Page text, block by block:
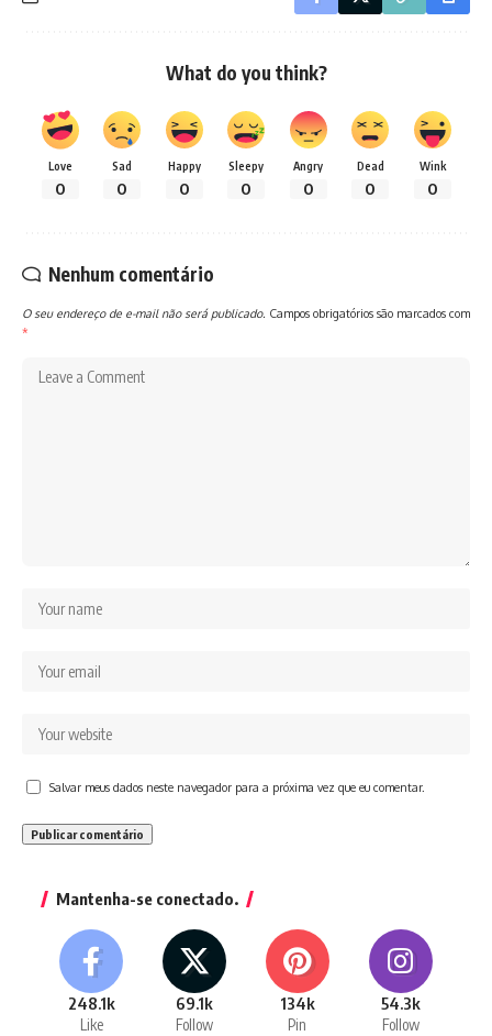
What do you think?
Love
0
Sad
0
Happy
0
Sleepy
0
Angry
0
Dead
0
Wink
0
Nenhum comentário
O seu endereço de e-mail não será publicado. Campos obrigatórios são marcados com
*
Salvar meus dados neste navegador para a próxima vez que eu comentar.
Mantenha-se conectado.
248.1k
Like
69.1k
Follow
134k
Pin
54.3k
Follow